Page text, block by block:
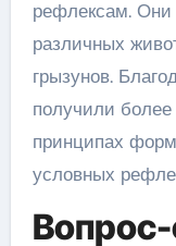
рефлексам. Они
различных
грызунов.
получили
принципах
условных